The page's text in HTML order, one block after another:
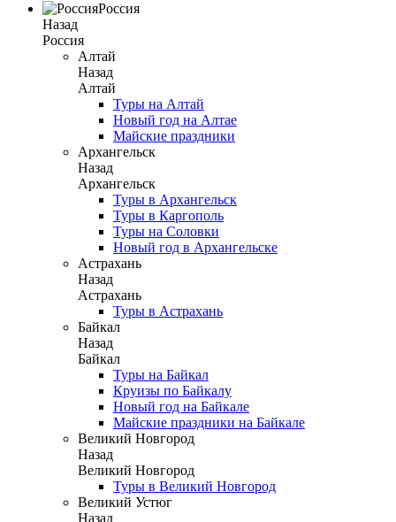
Россия
Назад
Россия
Алтай
Назад
Алтай
Туры на Алтай
Новый год на Алтае
Майские праздники
Архангельск
Назад
Архангельск
Туры в Архангельск
Туры в Каргополь
Туры на Соловки
Новый год в Архангельске
Астрахань
Назад
Астрахань
Туры в Астрахань
Байкал
Назад
Байкал
Туры на Байкал
Круизы по Байкалу
Новый год на Байкале
Майские праздники на Байкале
Великий Новгород
Назад
Великий Новгород
Туры в Великий Новгород
Великий Устюг
Назад